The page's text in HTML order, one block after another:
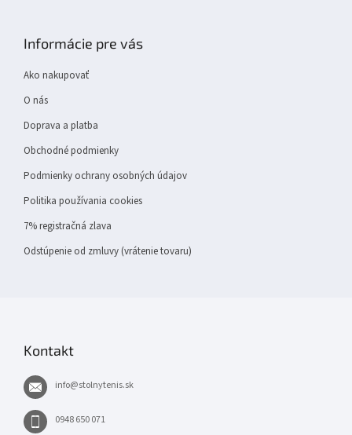
Informácie pre vás
Ako nakupovať
O nás
Doprava a platba
Obchodné podmienky
Podmienky ochrany osobných údajov
Politika používania cookies
7% registračná zlava
Odstúpenie od zmluvy (vrátenie tovaru)
Kontakt
info@stolnytenis.sk
0948 650 071